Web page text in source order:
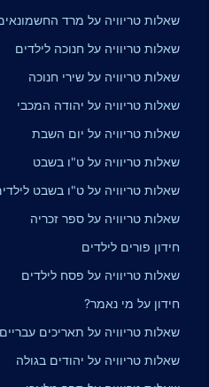
שאלות טריוויה על מרד
שאלות טריוויה על חנוכה לילדים
שאלות טריוויה על שירי חנוכה
שאלות טריוויה על יהודה המכבי
שאלות טריוויה על יום השבת
שאלות טריוויה על ט"ו בשבט
שאלות טריוויה על ט"ו בשבט
שאלות טריוויה על ספר זכריה
חידון פורים לילדים
שאלות טריוויה על פסח לילדים
חידון על מי נאמר?
שאלות טריוויה על תאריכים עבריים
שאלות טריוויה על יהודים בגולה